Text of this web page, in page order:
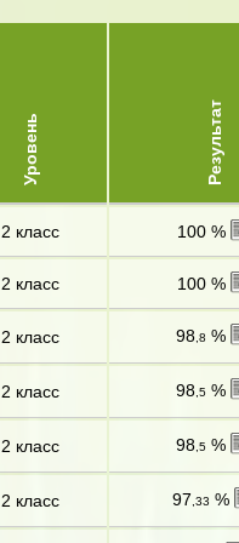
Уровень Результат
2 класс 100 %
2 класс 100 %
2 класс 98 ,8 %
2 класс 98 ,5 %
2 класс 98 ,5 %
2 класс 97 ,33 %